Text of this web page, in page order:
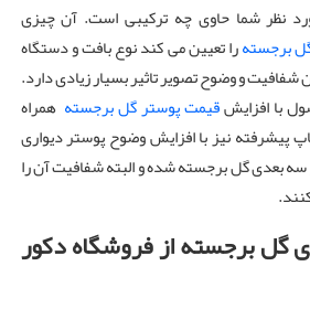
نظر شما حاوی چه ترکیبی است. آن چیزی
برجستهرا تعیین می کند نوع بافت و دستگاه
و وضوح تصویر تاثیر بسیار زیادی دارد.
با افزایشقیمت پوستر گل برجسته همراه
پیشرفته نیز با افزایش وضوح پوستر دیواری
بعدی گل برجسته شده و البته شفافیت آن را
گل برجسته از فروشگاه دکور